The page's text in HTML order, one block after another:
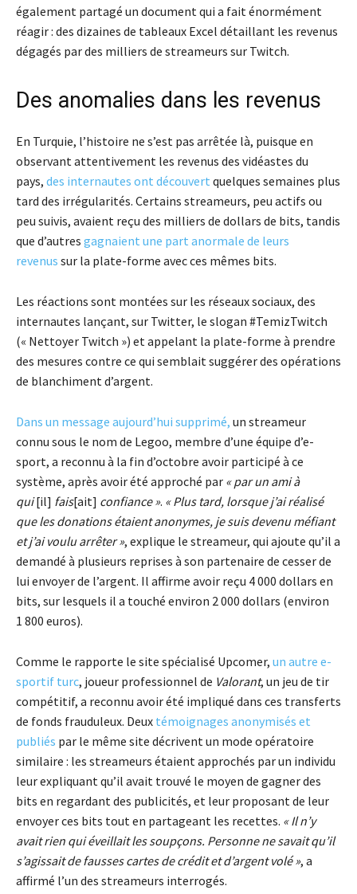
également partagé un document qui a fait énormément
réagir : des dizaines de tableaux Excel détaillant les revenus
dégagés par des milliers de streameurs sur Twitch.
Des anomalies dans les revenus
En Turquie, l’histoire ne s’est pas arrêtée là, puisque en
observant attentivement les revenus des vidéastes du
pays, des internautes ont découvert quelques semaines plus
tard des irrégularités. Certains streameurs, peu actifs ou
peu suivis, avaient reçu des milliers de dollars de bits, tandis
que d’autres gagnaient une part anormale de leurs
revenus sur la plate-forme avec ces mêmes bits.
Les réactions sont montées sur les réseaux sociaux, des
internautes lançant, sur Twitter, le slogan #TemizTwitch
(« Nettoyer Twitch ») et appelant la plate-forme à prendre
des mesures contre ce qui semblait suggérer des opérations
de blanchiment d’argent.
Dans un message aujourd’hui supprimé, un streameur
connu sous le nom de Legoo, membre d’une équipe d’e-
sport, a reconnu à la fin d’octobre avoir participé à ce
système, après avoir été approché par « par un ami à
qui[il] fais[ait] confiance ». « Plus tard, lorsque j’ai réalisé
que les donations étaient anonymes, je suis devenu méfiant
et j’ai voulu arrêter », explique le streameur, qui ajoute qu’il a
demandé à plusieurs reprises à son partenaire de cesser de
lui envoyer de l’argent. Il affirme avoir reçu 4 000 dollars en
bits, sur lesquels il a touché environ 2 000 dollars (environ
1 800 euros).
Comme le rapporte le site spécialisé Upcomer, un autre e-
sportif turc, joueur professionnel de Valorant, un jeu de tir
compétitif, a reconnu avoir été impliqué dans ces transferts
de fonds frauduleux. Deux témoignages anonymisés et
publiés par le même site décrivent un mode opératoire
similaire : les streameurs étaient approchés par un individu
leur expliquant qu’il avait trouvé le moyen de gagner des
bits en regardant des publicités, et leur proposant de leur
envoyer ces bits tout en partageant les recettes. « Il n’y
avait rien qui éveillait les soupçons. Personne ne savait qu’il
s’agissait de fausses cartes de crédit et d’argent volé », a
affirmé l’un des streameurs interrogés.